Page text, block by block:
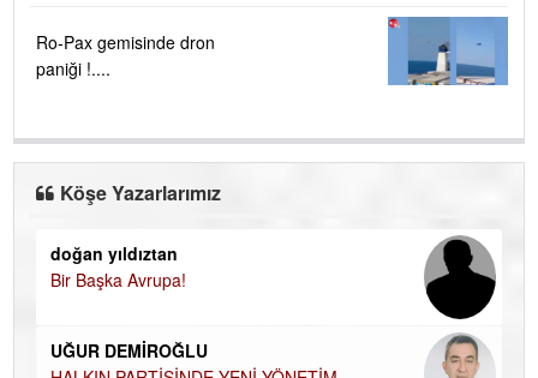
Ro-Pax gemisinde dron
paniği !....
Köşe Yazarlarımız
doğan yıldıztan
Bir Başka Avrupa!
UĞUR DEMİROĞLU